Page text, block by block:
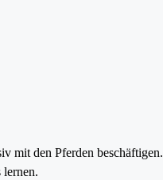
mit den Pferden beschäftigen.